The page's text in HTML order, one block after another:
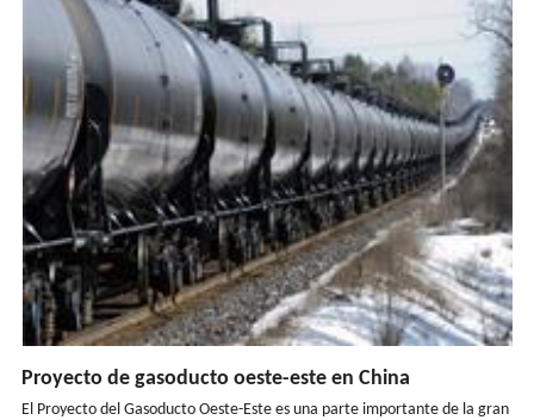
Proyecto de gasoducto oeste-este en China
El Proyecto del Gasoducto Oeste-Este es una parte importante de la gran